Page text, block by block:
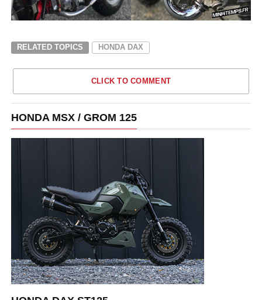
RELATED TOPICS HONDA DAX
CLICK TO COMMENT
HONDA MSX / GROM 125